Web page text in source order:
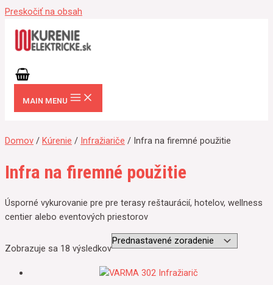
Preskočiť na obsah
MAIN MENU
Domov / Kúrenie / Infražiariče / Infra na firemné použitie
Infra na firemné použitie
Úsporné vykurovanie pre pre terasy reštaurácií, hotelov, wellness
centier alebo eventových priestorov
Zobrazuje sa 18 výsledkov